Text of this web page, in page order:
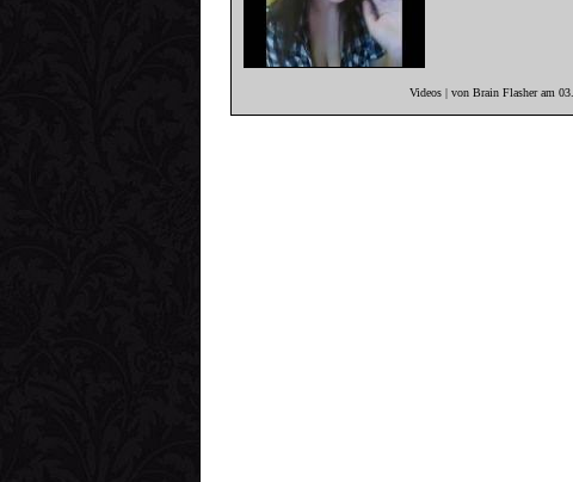
Videos | von Brain Flasher am